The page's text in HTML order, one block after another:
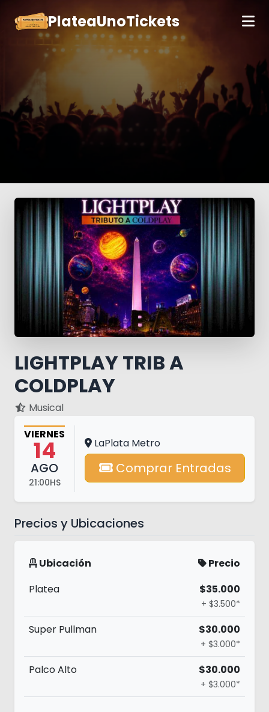
PlateaUnoTickets
LIGHTPLAY TRIB A
COLDPLAY
Musical
VIERNES
14
AGO
21:00HS
LaPlata Metro
Comprar Entradas
Precios y Ubicaciones
Ubicación
Precio
Platea
$35.000
+ $3.500*
Super Pullman $30.000
+ $3.000*
Palco Alto $30.000
+ $3.000*